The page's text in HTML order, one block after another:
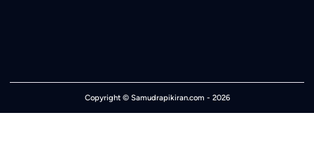
Copyright © Samudrapikiran.com - 2026